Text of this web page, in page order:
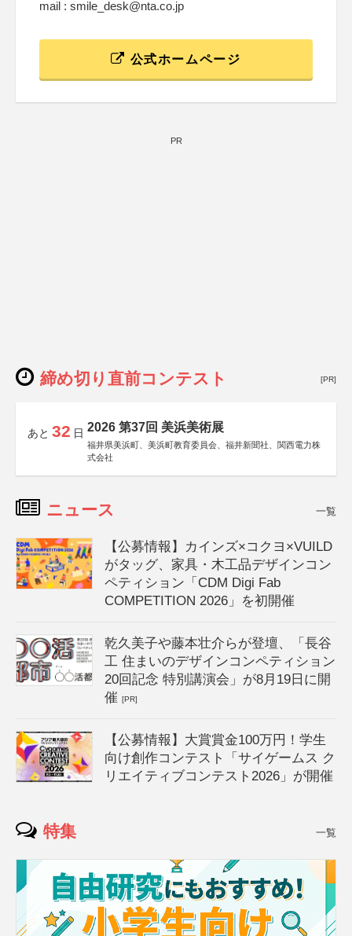
mail : smile_desk@nta.co.jp
公式ホームページ
PR
締め切り直前コンテスト [PR]
あと 32 日 2026 第37回 美浜美術展
福井県美浜町、美浜町教育委員会、福井新聞社、関西電力株
式会社
ニュース 一覧
【公募情報】カインズ×コクヨ×VUILD
がタッグ、家具・木工品デザインコン
ペティション「CDM Digi Fab
COMPETITION 2026」を初開催
乾久美子や藤本壮介らが登壇、「長谷
工 住まいのデザインコンペティション
20回記念 特別講演会」が8月19日に開
催[PR]
【公募情報】大賞賞金100万円！学生
向け創作コンテスト「サイゲームス ク
リエイティブコンテスト2026」が開催
特集 一覧